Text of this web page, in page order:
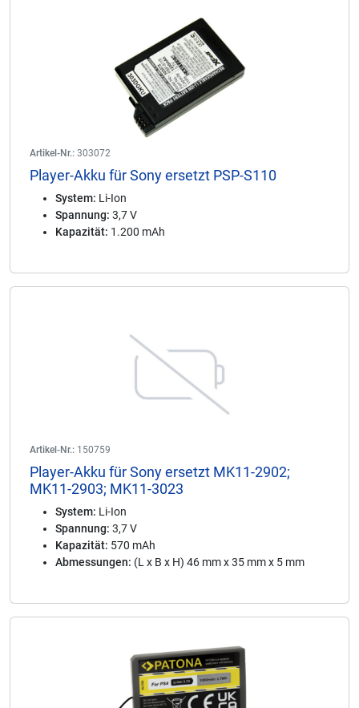
Artikel-Nr.: 303072
Player-Akku für Sony ersetzt PSP-S110
System: Li-Ion
Spannung: 3,7 V
Kapazität: 1.200 mAh
Artikel-Nr.: 150759
Player-Akku für Sony ersetzt MK11-2902;
MK11-2903; MK11-3023
System: Li-Ion
Spannung: 3,7 V
Kapazität: 570 mAh
Abmessungen: (L x B x H) 46 mm x 35 mm x 5 mm